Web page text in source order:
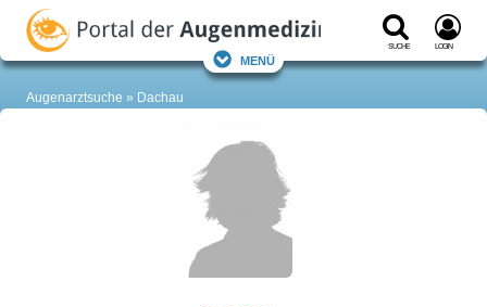
Suche Login
Menü
Augenarztsuche Dachau